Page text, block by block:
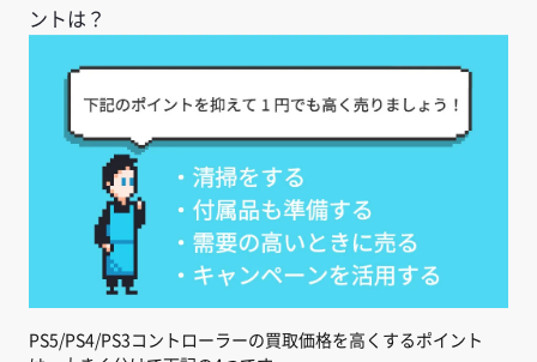
ントは？
PS5/PS4/PS3コントローラーの買取価格を高くするポイント